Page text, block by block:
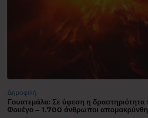
Δημοφιλή
Γουατεμάλα: Σε ύφεση η δραστηριότητα
Φουέγο – 1.700 άνθρωποι